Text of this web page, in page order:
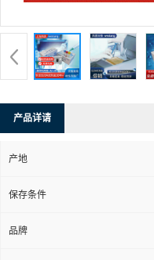
产品详请
产地
保存条件
品牌